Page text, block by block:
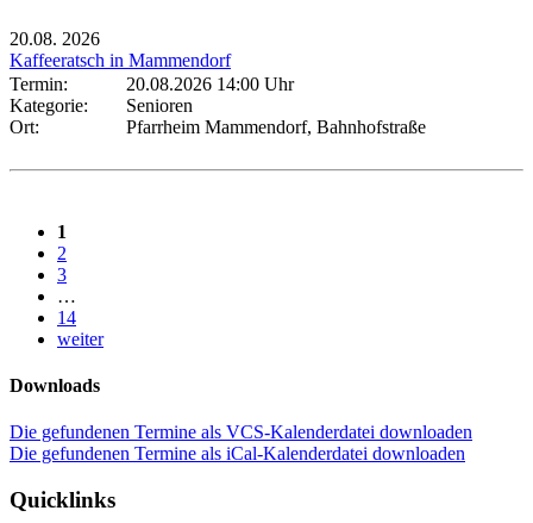
20.08. 2026
Kaffeeratsch in Mammendorf
Termin:
20.08.2026 14:00 Uhr
Kategorie:
Senioren
Ort:
Pfarrheim Mammendorf, Bahnhofstraße
1
2
3
…
14
weiter
Downloads
Die gefundenen Termine als VCS-Kalenderdatei downloaden
Die gefundenen Termine als iCal-Kalenderdatei downloaden
Quicklinks